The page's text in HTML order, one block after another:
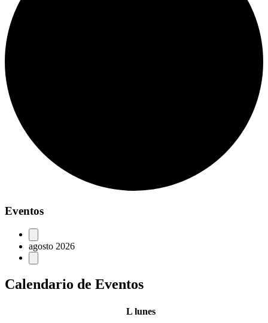
Eventos
agosto 2026
Calendario de Eventos
L lunes